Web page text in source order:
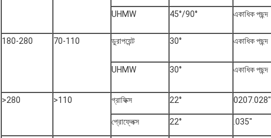
UHMW 45°/90° একাধিক পছন্দ
180-280 70-110 ডুরাপয়েন্ট 30° একাধিক পছন্দ
UHMW 30° একাধিক পছন্দ
>280 >110 গ্রাফিক্স 22° 0207.028"
প্রোফ্লেক্স 22° .035"